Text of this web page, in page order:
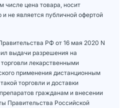
числе цена товара, носит
не является публичной офертой
РФ от 16 мая 2020 N
выдачи разрешения на
лекарственными
применения дистанционным
торговли и доставки
гражданам и внесении
Правительства Российской